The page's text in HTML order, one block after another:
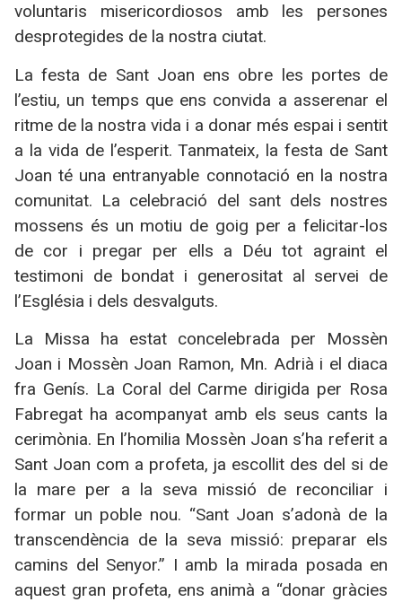
voluntaris misericordiosos amb les persones
desprotegides de la nostra ciutat.
La festa de Sant Joan ens obre les portes de
l’estiu, un temps que ens convida a asserenar el
ritme de la nostra vida i a donar més espai i sentit
a la vida de l’esperit. Tanmateix, la festa de Sant
Joan té una entranyable connotació en la nostra
comunitat. La celebració del sant dels nostres
mossens és un motiu de goig per a felicitar-los
de cor i pregar per ells a Déu tot agraint el
testimoni de bondat i generositat al servei de
l’Església i dels desvalguts.
La Missa ha estat concelebrada per Mossèn
Joan i Mossèn Joan Ramon, Mn. Adrià i el diaca
fra Genís. La Coral del Carme dirigida per Rosa
Fabregat ha acompanyat amb els seus cants la
cerimònia. En l’homilia Mossèn Joan s’ha referit a
Sant Joan com a profeta, ja escollit des del si de
la mare per a la seva missió de reconciliar i
formar un poble nou. “Sant Joan s’adonà de la
transcendència de la seva missió: preparar els
camins del Senyor.” I amb la mirada posada en
aquest gran profeta, ens animà a “donar gràcies